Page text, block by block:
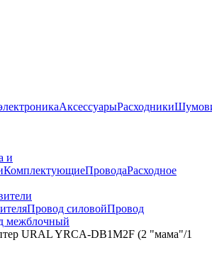
АксессуарыРасходники
и
КомплектующиеПроводаРасходное
Провод силовойПровод
межблочный
URAL YRCA-DB1M2F (2 "мама"/1